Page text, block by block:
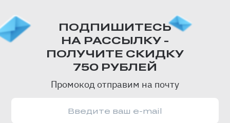
ПОДПИШИТЕСЬ
НА РАССЫЛКУ -
ПОЛУЧИТЕ СКИДКУ
750 РУБЛЕЙ
Промокод отправим на почту